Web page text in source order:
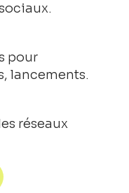
pour
lancements.
réseaux